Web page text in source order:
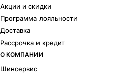
Steam graphite
Steam 4
Straight 2
Strike graphite 3
Strike 6
Tioga titan
Акции и скидки
Программа лояльности
Доставка
Рассрочка и кредит
О КОМПАНИИ
Шинсервис